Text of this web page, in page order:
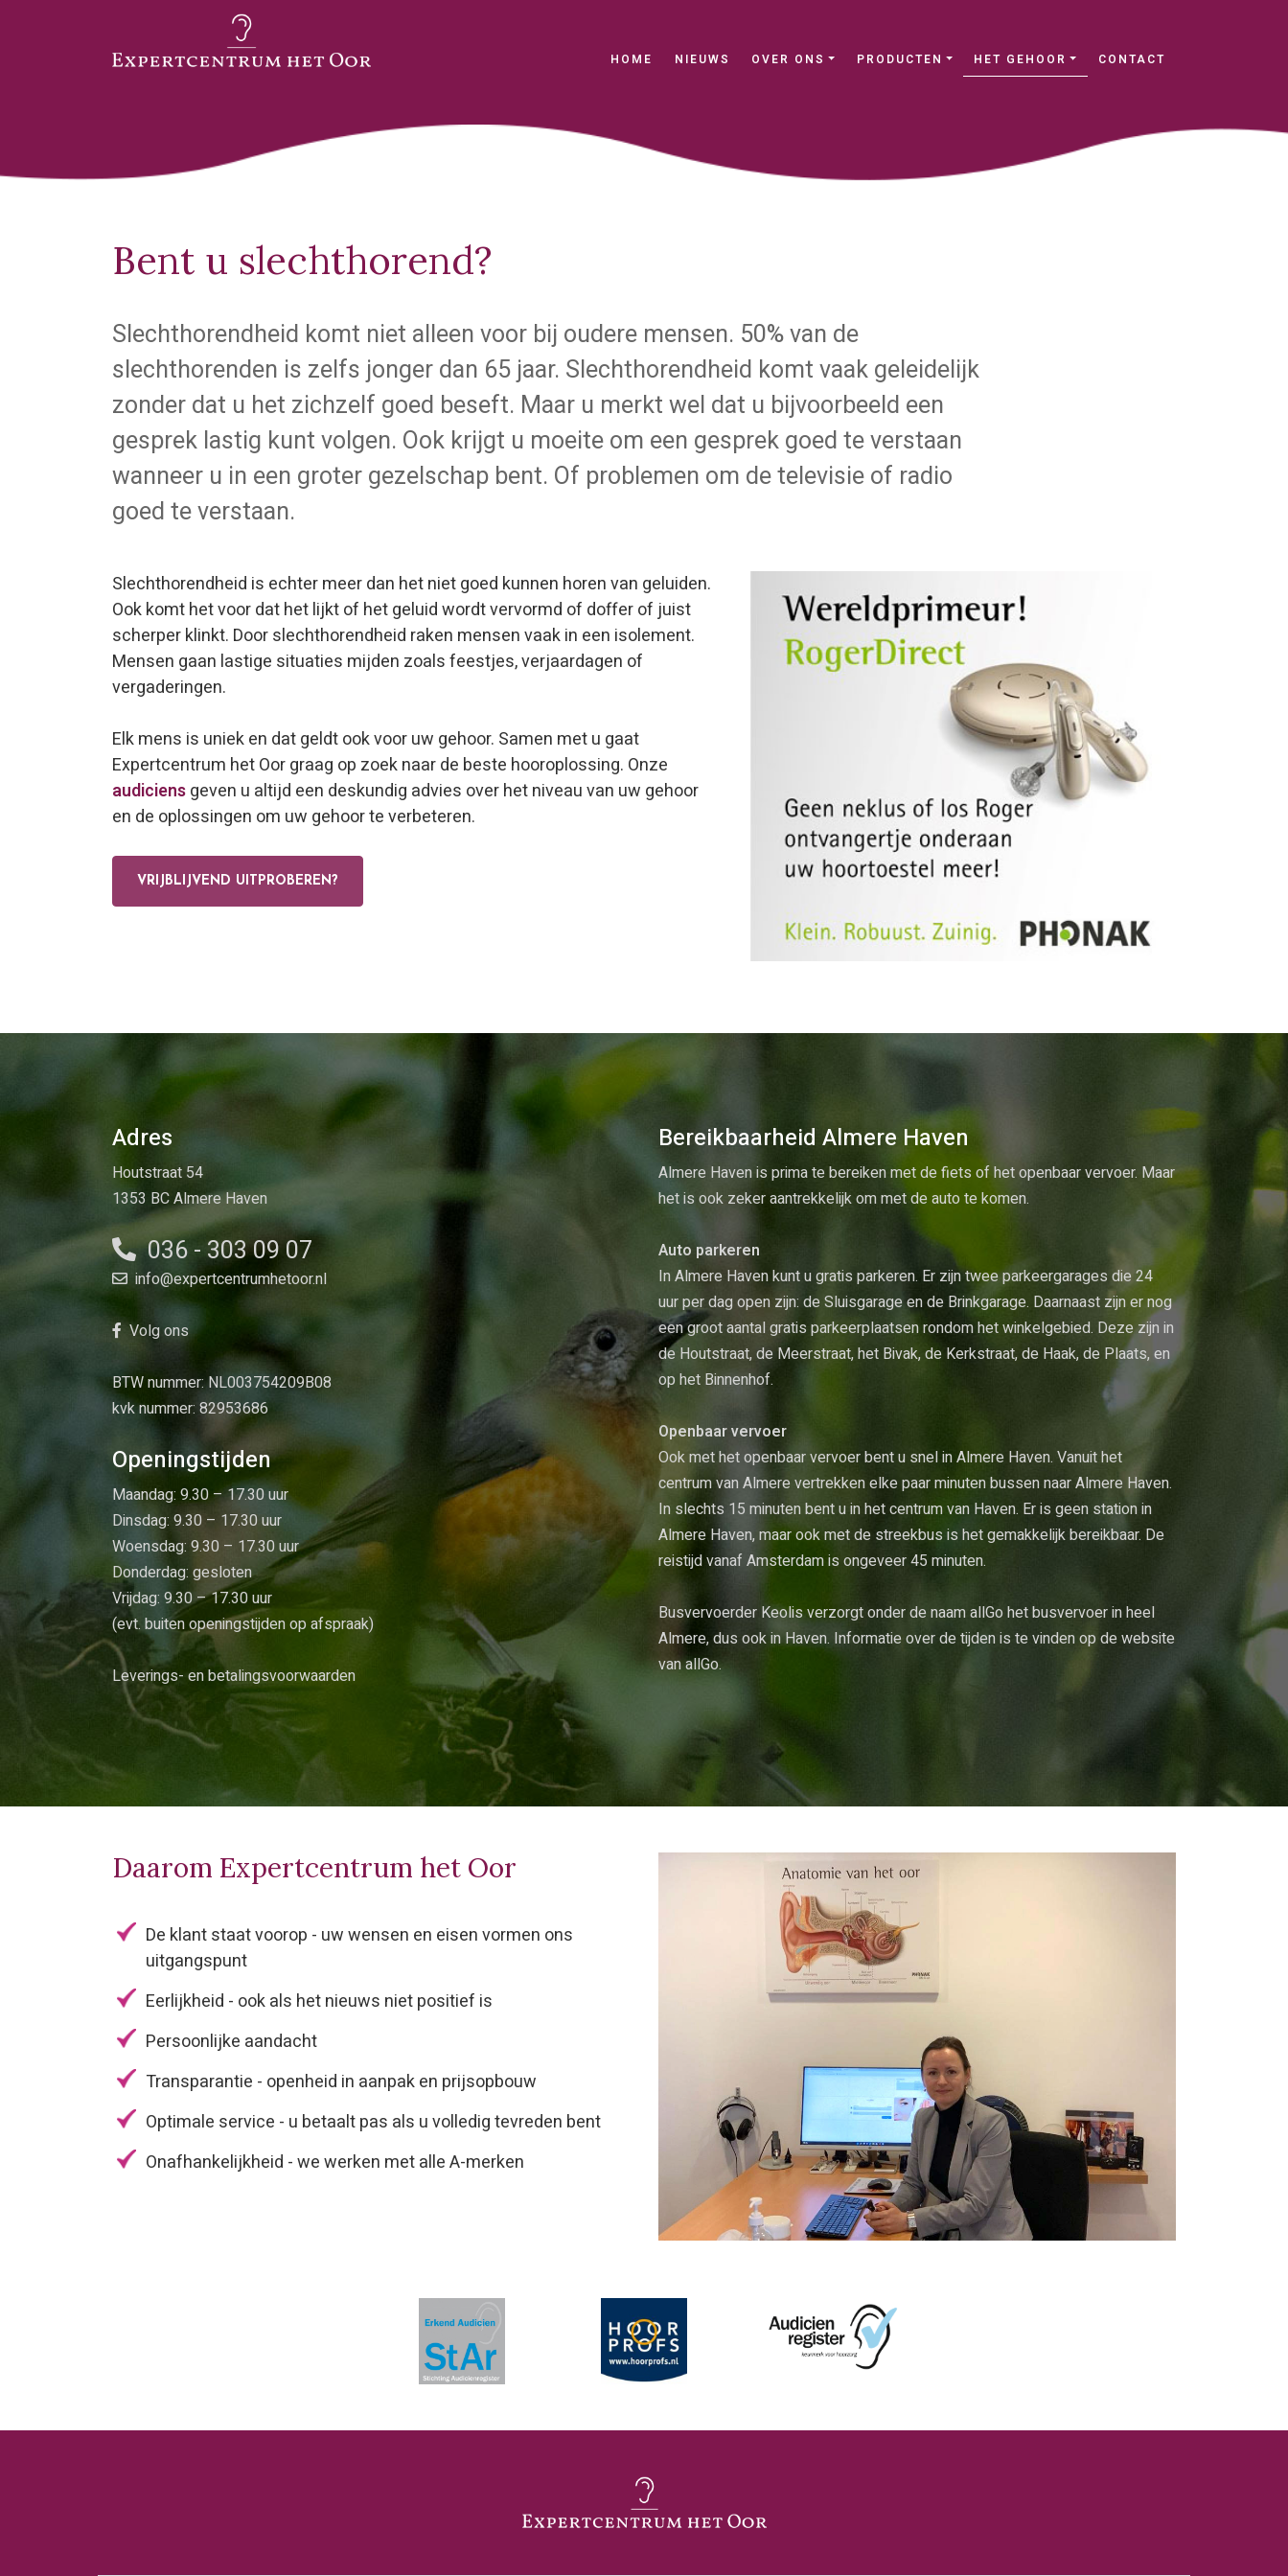
HOME (current)
NIEUWS OVER ONS PRODUCTEN HET GEHOOR CONTACT
Bent u slechthorend?
Slechthorendheid komt niet alleen voor bij oudere mensen. 50% van de
slechthorenden is zelfs jonger dan 65 jaar. Slechthorendheid komt vaak geleidelijk
zonder dat u het zichzelf goed beseft. Maar u merkt wel dat u bijvoorbeeld een
gesprek lastig kunt volgen. Ook krijgt u moeite om een gesprek goed te verstaan
wanneer u in een groter gezelschap bent. Of problemen om de televisie of radio
goed te verstaan.
Slechthorendheid is echter meer dan het niet goed kunnen horen van geluiden.
Ook komt het voor dat het lijkt of het geluid wordt vervormd of doffer of juist
scherper klinkt. Door slechthorendheid raken mensen vaak in een isolement.
Mensen gaan lastige situaties mijden zoals feestjes, verjaardagen of
vergaderingen.
Elk mens is uniek en dat geldt ook voor uw gehoor. Samen met u gaat
Expertcentrum het Oor graag op zoek naar de beste hooroplossing. Onze
audiciensgeven u altijd een deskundig advies over het niveau van uw gehoor
en de oplossingen om uw gehoor te verbeteren.
VRIJBLIJVEND UITPROBEREN?
Adres
Houtstraat 54
1353 BC Almere Haven
036 - 303 09 07
info@expertcentrumhetoor.nl
Volg ons
BTW nummer: NL003754209B08
kvk nummer: 82953686
Openingstijden
Maandag: 9.30 – 17.30 uur
Dinsdag: 9.30 – 17.30 uur
Woensdag: 9.30 – 17.30 uur
Donderdag: gesloten
Vrijdag: 9.30 – 17.30 uur
(evt. buiten openingstijden op afspraak)
Leverings- en betalingsvoorwaarden
Bereikbaarheid Almere Haven
Almere Haven is prima te bereiken met de fiets of het openbaar vervoer. Maar
het is ook zeker aantrekkelijk om met de auto te komen.
Auto parkeren
In Almere Haven kunt u gratis parkeren. Er zijn twee parkeergarages die 24
uur per dag open zijn: de Sluisgarage en de Brinkgarage. Daarnaast zijn er nog
een groot aantal gratis parkeerplaatsen rondom het winkelgebied. Deze zijn in
de Houtstraat, de Meerstraat, het Bivak, de Kerkstraat, de Haak, de Plaats, en
op het Binnenhof.
Openbaar vervoer
Ook met het openbaar vervoer bent u snel in Almere Haven. Vanuit het
centrum van Almere vertrekken elke paar minuten bussen naar Almere Haven.
In slechts 15 minuten bent u in het centrum van Haven. Er is geen station in
Almere Haven, maar ook met de streekbus is het gemakkelijk bereikbaar. De
reistijd vanaf Amsterdam is ongeveer 45 minuten.
Busvervoerder Keolis verzorgt onder de naam allGo het busvervoer in heel
Almere, dus ook in Haven. Informatie over de tijden is te vinden op de website
vanallGo.
Daarom Expertcentrum het Oor
De klant staat voorop - uw wensen en eisen vormen ons
uitgangspunt
Eerlijkheid - ook als het nieuws niet positief is
Persoonlijke aandacht
Transparantie - openheid in aanpak en prijsopbouw
Optimale service - u betaalt pas als u volledig tevreden bent
Onafhankelijkheid - we werken met alle A-merken